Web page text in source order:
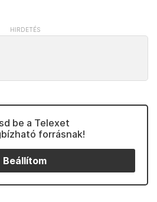
be a Telexet
forrásnak!
Beállítom